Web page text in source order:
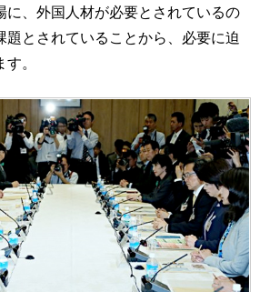
に、外国人材が必要とされているの
題とされていることから、必要に迫
。